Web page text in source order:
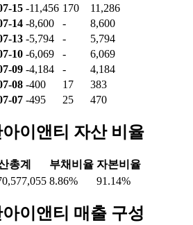
15 -11,456 170
11,286
14 -8,600 -
8,600
13 -5,794 -
5,794
10 -6,069 -
6,069
09 -4,184 -
4,184
08 -400 17
383
07 -495 25 470
이앤티 자산 비율
총계 부채비율 자본비율
8.86% 91.14%
이앤티 매출 구성